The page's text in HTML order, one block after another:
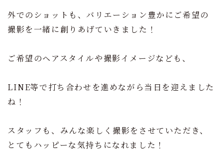
外でのショットも、バリエーション豊かにご希望の
撮影を一緒に創りあげていきました！
ご希望のヘアスタイルや撮影イメージなども、
LINE等で打ち合わせを進めながら当日を迎えました
ね！
スタッフも、みんな楽しく撮影をさせていただき、
とてもハッピーな気持ちになれました！